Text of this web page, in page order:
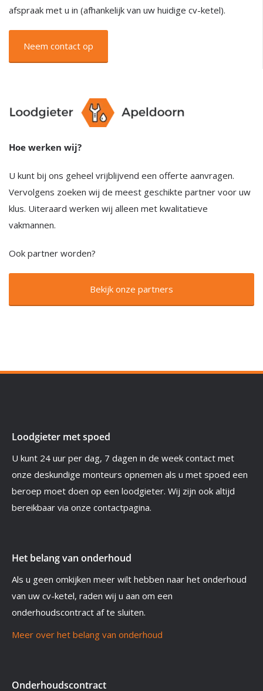
afspraak met u in (afhankelijk van uw huidige cv-ketel).
Neem contact op
Hoe werken wij?
U kunt bij ons geheel vrijblijvend een offerte aanvragen.
Vervolgens zoeken wij de meest geschikte partner voor uw
klus. Uiteraard werken wij alleen met kwalitatieve
vakmannen.
Ook partner worden?
Bekijk onze partners
Loodgieter met spoed
U kunt 24 uur per dag, 7 dagen in de week contact met
onze deskundige monteurs opnemen als u met spoed een
beroep moet doen op een loodgieter. Wij zijn ook altijd
bereikbaar via onze contactpagina.
Het belang van onderhoud
Als u geen omkijken meer wilt hebben naar het onderhoud
van uw cv-ketel, raden wij u aan om een
onderhoudscontract af te sluiten.
Meer over het belang van onderhoud
Onderhoudscontract